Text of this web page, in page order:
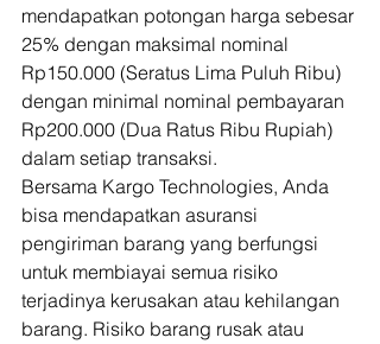
mendapatkan potongan harga sebesar
25% dengan maksimal nominal
Rp150.000 (Seratus Lima Puluh Ribu)
dengan minimal nominal pembayaran
Rp200.000 (Dua Ratus Ribu Rupiah)
dalam setiap transaksi.
Bersama Kargo Technologies, Anda
bisa mendapatkan asuransi
pengiriman barang yang berfungsi
untuk membiayai semua risiko
terjadinya kerusakan atau kehilangan
barang. Risiko barang rusak atau